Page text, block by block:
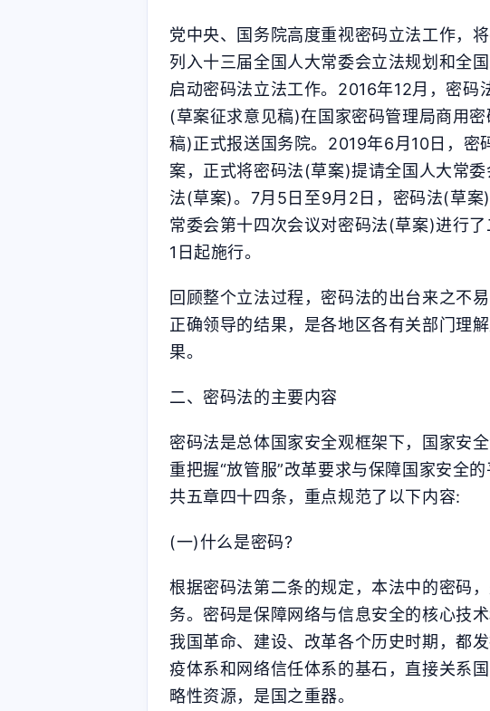
党中央、国务院高度重视密码立法工作，
列入十三届全国人大常委会立法规划和全
启动密码法立法工作。2016年12月，密
(草案征求意见稿)在国家密码管理局商用
稿)正式报送国务院。2019年6月10日，密
案，正式将密码法(草案)提请全国人大常
法(草案)。7月5日至9月2日，密码法(草
常委会第十四次会议对密码法(草案)进行
1日起施行。
回顾整个立法过程，密码法的出台来之不
正确领导的结果，是各地区各有关部门理
果。
二、密码法的主要内容
密码法是总体国家安全观框架下，国家安
重把握“放管服”改革要求与保障国家安全
共五章四十四条，重点规范了以下内容:
(一)什么是密码?
根据密码法第二条的规定，本法中的密码
务。密码是保障网络与信息安全的核心技
我国革命、建设、改革各个历史时期，都
疫体系和网络信任体系的基石，直接关系
略性资源，是国之重器。